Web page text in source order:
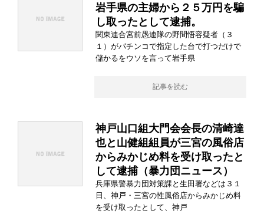
岩手県の主婦から２５万円を騙
し取ったとして逮捕。
関東連合宮前愚連隊の野間悟容疑者（３
１）がパチンコで指定した台で打つだけで
儲かるをウソを言って岩手県
記事を読む
神戸山口組大門会会長の清崎達
也と山健組組員が三宮の風俗店
からみかじめ料を受け取ったと
して逮捕（暴力団ニュース）
兵庫県警暴力団対策課と生田署などは３１
日、神戸・三宮の性風俗店からみかじめ料
を受け取ったとして、神戸